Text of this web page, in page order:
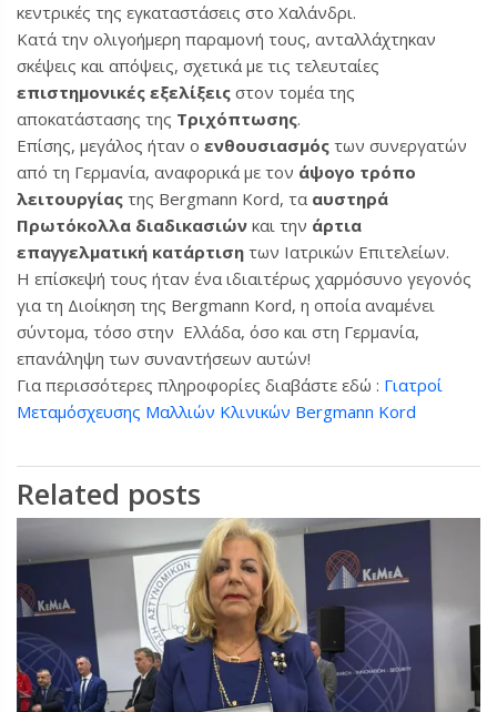
κεντρικές της εγκαταστάσεις στο Χαλάνδρι.
Κατά την ολιγοήμερη παραμονή τους, ανταλλάχτηκαν
σκέψεις και απόψεις, σχετικά με τις τελευταίες
επιστημονικές εξελίξεις στον τομέα της
αποκατάστασης της Τριχόπτωσης.
Επίσης, μεγάλος ήταν ο ενθουσιασμός των συνεργατών
από τη Γερμανία, αναφορικά με τον άψογο τρόπο
λειτουργίας της Bergmann Kord, τα αυστηρά
Πρωτόκολλα διαδικασιών και την άρτια
επαγγελματική κατάρτιση των Ιατρικών Επιτελείων.
Η επίσκεψή τους ήταν ένα ιδιαιτέρως χαρμόσυνο γεγονός
για τη Διοίκηση της Bergmann Kord, η οποία αναμένει
σύντομα, τόσο στην Ελλάδα, όσο και στη Γερμανία,
επανάληψη των συναντήσεων αυτών!
Για περισσότερες πληροφορίες διαβάστε εδώ : Γιατροί
Μεταμόσχευσης Μαλλιών Κλινικών Bergmann Kord
Related posts